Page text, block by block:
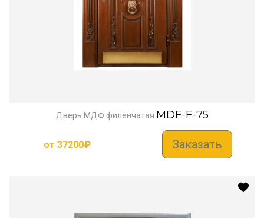
Дверь МДФ филенчатая MDF-F-75
от 37200₽ Заказать